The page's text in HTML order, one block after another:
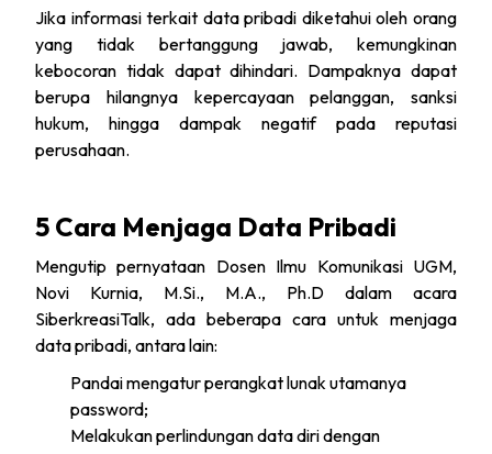
Jika informasi terkait data pribadi diketahui oleh orang
yang tidak bertanggung jawab, kemungkinan
kebocoran tidak dapat dihindari. Dampaknya dapat
berupa hilangnya kepercayaan pelanggan, sanksi
hukum, hingga dampak negatif pada reputasi
perusahaan.
5 Cara Menjaga Data Pribadi
Mengutip pernyataan Dosen Ilmu Komunikasi UGM,
Novi Kurnia, M.Si., M.A., Ph.D dalam acara
SiberkreasiTalk, ada beberapa cara untuk menjaga
data pribadi, antara lain:
Pandai mengatur perangkat lunak utamanya
password;
Melakukan perlindungan data diri dengan